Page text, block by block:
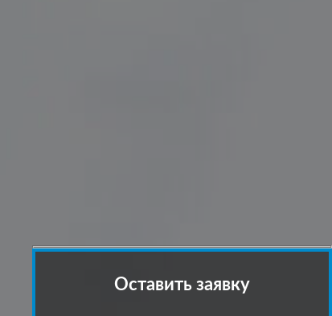
Оставить заявку